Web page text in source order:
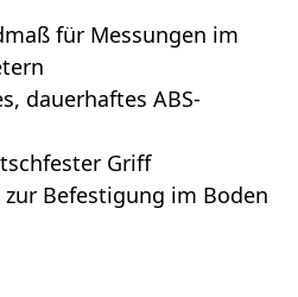
für Messungen im
dauerhaftes ABS-
Griff
Befestigung im Boden